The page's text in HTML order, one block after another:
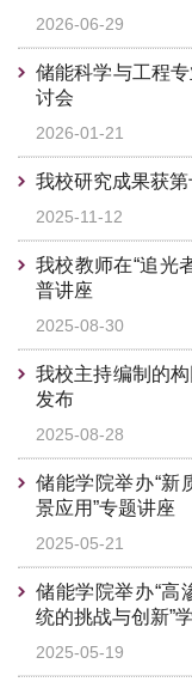
2026-06-29
储能科学与工程
讨会
2026-01-21
我校研究成果获
2025-11-12
我校教师在“追光
普讲座
2025-08-30
我校主持编制的
发布
2025-08-28
储能学院举办“新
景应用”专题讲座
2025-05-21
储能学院举办“高
统的挑战与创新”
2025-05-19